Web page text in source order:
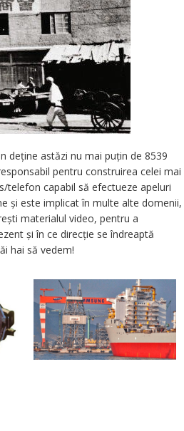
deține astăzi nu mai puțin de 8539
pentru construirea celei mai
telefon capabil să efectueze apeluri
și este implicat în multe alte domenii,
materialul video, pentru a
și în ce direcție se îndreaptă
hai să vedem!